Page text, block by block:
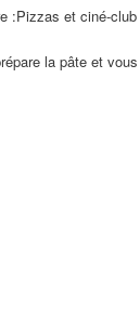
:Pizzas et ciné-club
la pâte et